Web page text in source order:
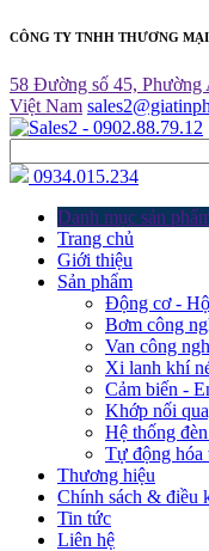
CÔNG TY TNHH THƯƠNG
58 Đường số 45,
Việt Nam
0934.015.234
Danh mục sản
Trang chủ
Giới thiệu
Sản phẩm
Động cơ -
Bơm công
Van công
Xi lanh khí
Cảm biến -
Khớp nối
Hệ thống
Tự động hóa
Thương hiệu
Chính sách & điều
Tin tức
Liên hệ